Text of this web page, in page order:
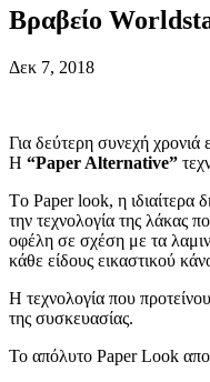
Βραβείο
Δεκ 7, 2018
Για δεύτερη συνεχή
Η “Paper Alternative”
Tο Paper look, η ιδιαίτερα
την τεχνολογία της λάκας
οφέλη σε σχέση με τα
κάθε είδους εικαστικού
Η τεχνολογία που
της συσκευασίας.
Το απόλυτο Paper Look